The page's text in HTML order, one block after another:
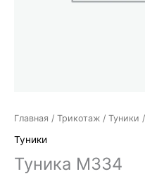
Главная / Трикотаж / Туники
Туники
Туника М334